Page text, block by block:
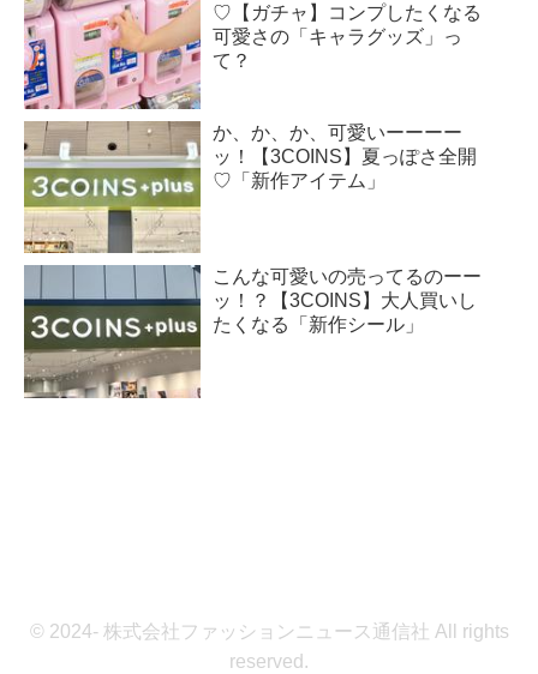
♡【ガチャ】コンプしたくなる
可愛さの「キャラグッズ」っ
て？
か、か、か、可愛いーーーー
ッ！【3COINS】夏っぽさ全開
♡「新作アイテム」
こんな可愛いの売ってるのーー
ッ！？【3COINS】大人買いし
たくなる「新作シール」
© 2024- 株式会社ファッションニュース通信社 All rights
reserved.